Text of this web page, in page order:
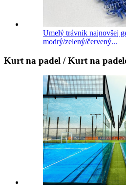
Umelý trávnik najnovšej
modrý/zelený/červený...
Kurt na padel / Kurt na